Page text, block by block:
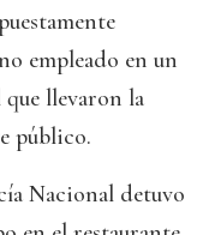
empleado en un
que llevaron la
público.
Nacional detuvo